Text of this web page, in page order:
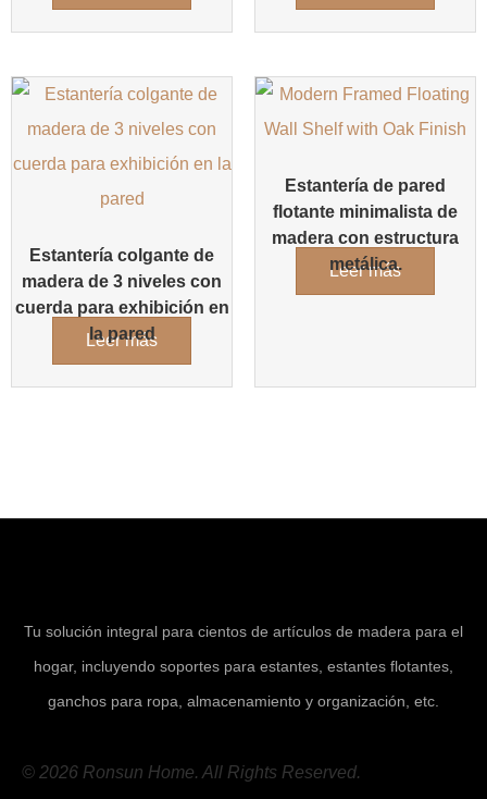
Estantería colgante de
madera de 3 niveles con
cuerda para exhibición en
la pared
Leer más
Estantería de pared
flotante minimalista de
madera con estructura
metálica.
Leer más
Tu solución integral para cientos de artículos de madera para el
hogar, incluyendo soportes para estantes, estantes flotantes,
ganchos para ropa, almacenamiento y organización, etc.
© 2026 Ronsun Home. All Rights Reserved.